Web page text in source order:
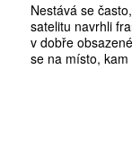
Nestává se
satelitu navrhli
v dobře
se na místo,